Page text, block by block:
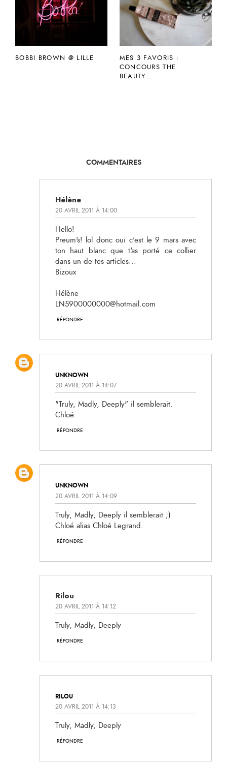
BOBBI BROWN @ LILLE
MES 3 FAVORIS :
CONCOURS THE
BEAUTY...
COMMENTAIRES
Hélène
20 AVRIL 2011 À 14:00
Hello!
Preum's! lol donc oui c'est le 9 mars avec
ton haut blanc que t'as porté ce collier
dans un de tes articles...
Bizoux
Hélène
LN5900000000@hotmail.com
RÉPONDRE
UNKNOWN
20 AVRIL 2011 À 14:07
"Truly, Madly, Deeply" il semblerait.
Chloé.
RÉPONDRE
UNKNOWN
20 AVRIL 2011 À 14:09
Truly, Madly, Deeply il semblerait ;)
Chloé alias Chloé Legrand.
RÉPONDRE
Rilou
20 AVRIL 2011 À 14:12
Truly, Madly, Deeply
RÉPONDRE
RILOU
20 AVRIL 2011 À 14:13
Truly, Madly, Deeply
RÉPONDRE